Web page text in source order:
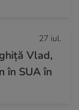
27 iul.
Vlad,
în SUA în